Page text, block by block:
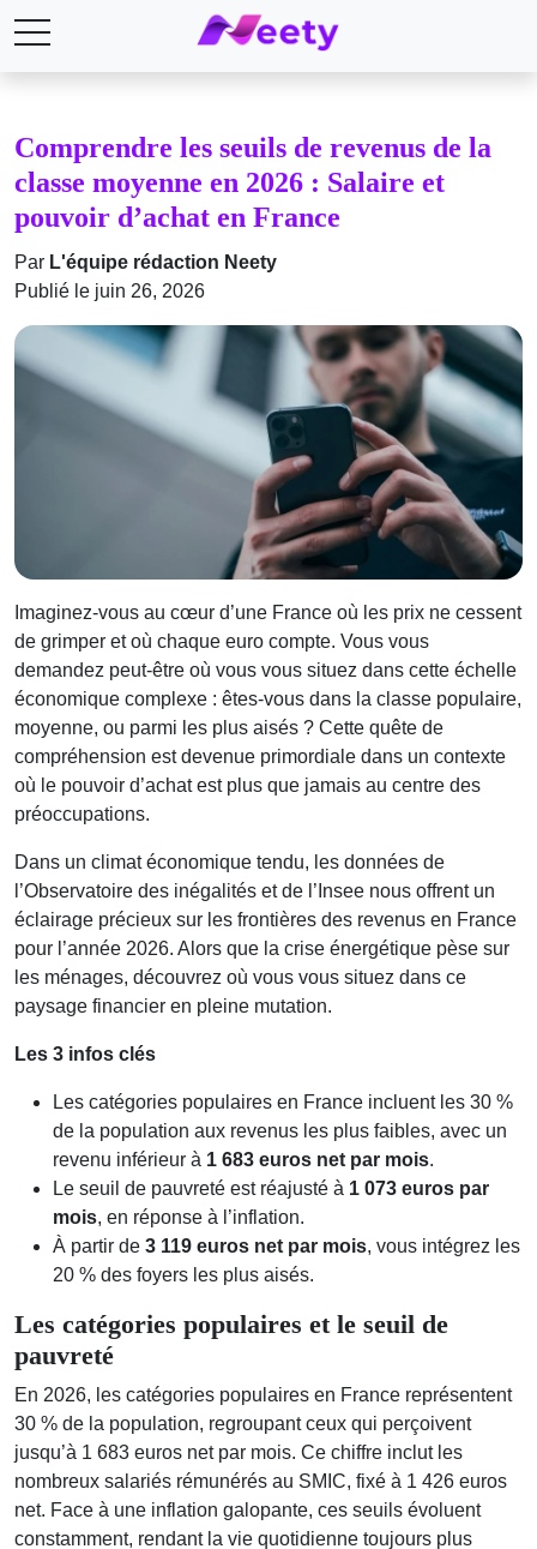
Comprendre les seuils de revenus de la
classe moyenne en 2026 : Salaire et
pouvoir d’achat en France
Par L'équipe rédaction Neety
Publié le juin 26, 2026
Imaginez-vous au cœur d’une France où les prix ne cessent
de grimper et où chaque euro compte. Vous vous
demandez peut-être où vous vous situez dans cette échelle
économique complexe : êtes-vous dans la classe populaire,
moyenne, ou parmi les plus aisés ? Cette quête de
compréhension est devenue primordiale dans un contexte
où le pouvoir d’achat est plus que jamais au centre des
préoccupations.
Dans un climat économique tendu, les données de
l’Observatoire des inégalités et de l’Insee nous offrent un
éclairage précieux sur les frontières des revenus en France
pour l’année 2026. Alors que la crise énergétique pèse sur
les ménages, découvrez où vous vous situez dans ce
paysage financier en pleine mutation.
Les 3 infos clés
Les catégories populaires en France incluent les 30 %
de la population aux revenus les plus faibles, avec un
revenu inférieur à 1 683 euros net par mois.
Le seuil de pauvreté est réajusté à 1 073 euros par
mois, en réponse à l’inflation.
À partir de 3 119 euros net par mois, vous intégrez les
20 % des foyers les plus aisés.
Les catégories populaires et le seuil de
pauvreté
En 2026, les catégories populaires en France représentent
30 % de la population, regroupant ceux qui perçoivent
jusqu’à 1 683 euros net par mois. Ce chiffre inclut les
nombreux salariés rémunérés au SMIC, fixé à 1 426 euros
net. Face à une inflation galopante, ces seuils évoluent
constamment, rendant la vie quotidienne toujours plus